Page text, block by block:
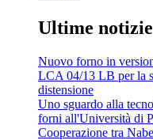
Ultime notizie
Nuovo forno in
LCA 04/13 LB per la
distensione
Uno sguardo alla
forni all'Università di
Cooperazione tra